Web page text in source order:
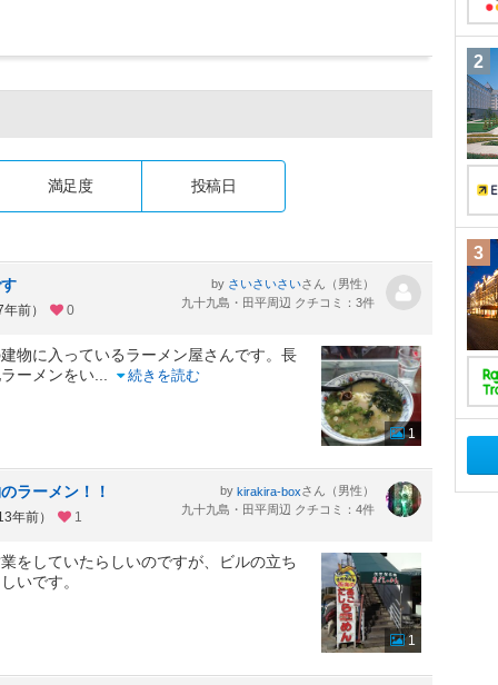
満足度 投稿日
前） 0
by さいさいさいさん（男性）
九十九島・田平周辺 クチコミ：3件
物に入っているラーメン屋さんです。長
ーメンをい
続きを読む
1
ラーメン！！
年前） 1
by kirakira-boxさん（男性）
九十九島・田平周辺 クチコミ：4件
をしていたらしいのですが、ビルの立ち
いです。
1
2
3